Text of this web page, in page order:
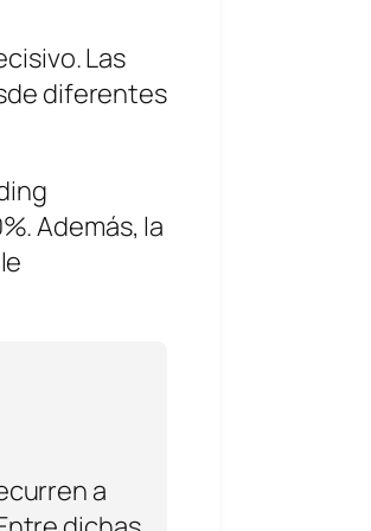
Las
diferentes
Además, la
a